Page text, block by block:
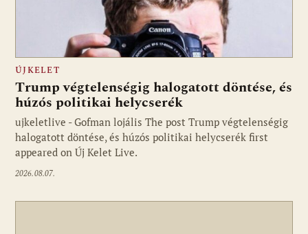
Fotó: ujkelet.live
ÚJKELET
Trump végtelenségig halogatott döntése, és
húzós politikai helycserék
ujkeletlive - Gofman lojális The post Trump végtelenségig
halogatott döntése, és húzós politikai helycserék first
appeared on Új Kelet Live.
2026.08.07.